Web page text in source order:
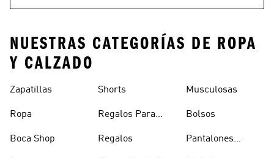
NUESTRAS CATEGORÍAS DE ROPA
Y CALZADO
Zapatillas
Ropa
Boca Shop
Shorts
Regalos Para
Regalos
Musculosas
Bolsos
Pantalones